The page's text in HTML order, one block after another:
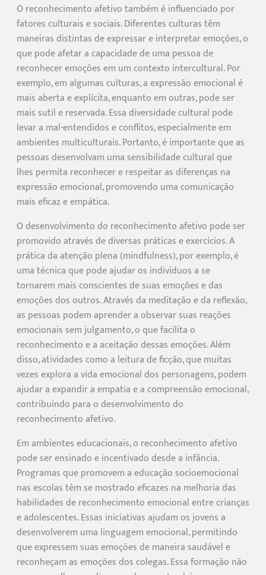
O reconhecimento afetivo também é influenciado por
fatores culturais e sociais. Diferentes culturas têm
maneiras distintas de expressar e interpretar emoções, o
que pode afetar a capacidade de uma pessoa de
reconhecer emoções em um contexto intercultural. Por
exemplo, em algumas culturas, a expressão emocional é
mais aberta e explícita, enquanto em outras, pode ser
mais sutil e reservada. Essa diversidade cultural pode
levar a mal-entendidos e conflitos, especialmente em
ambientes multiculturais. Portanto, é importante que as
pessoas desenvolvam uma sensibilidade cultural que
lhes permita reconhecer e respeitar as diferenças na
expressão emocional, promovendo uma comunicação
mais eficaz e empática.
O desenvolvimento do reconhecimento afetivo pode ser
promovido através de diversas práticas e exercícios. A
prática da atenção plena (mindfulness), por exemplo, é
uma técnica que pode ajudar os indivíduos a se
tornarem mais conscientes de suas emoções e das
emoções dos outros. Através da meditação e da reflexão,
as pessoas podem aprender a observar suas reações
emocionais sem julgamento, o que facilita o
reconhecimento e a aceitação dessas emoções. Além
disso, atividades como a leitura de ficção, que muitas
vezes explora a vida emocional dos personagens, podem
ajudar a expandir a empatia e a compreensão emocional,
contribuindo para o desenvolvimento do
reconhecimento afetivo.
Em ambientes educacionais, o reconhecimento afetivo
pode ser ensinado e incentivado desde a infância.
Programas que promovem a educação socioemocional
nas escolas têm se mostrado eficazes na melhoria das
habilidades de reconhecimento emocional entre crianças
e adolescentes. Essas iniciativas ajudam os jovens a
desenvolverem uma linguagem emocional, permitindo
que expressem suas emoções de maneira saudável e
reconheçam as emoções dos colegas. Essa formação não